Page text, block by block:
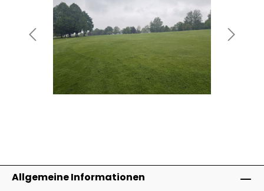
Allgemeine Informationen